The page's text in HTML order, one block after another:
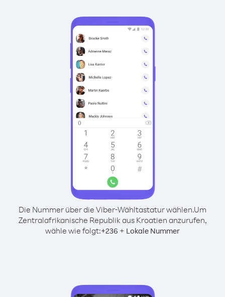
Die Nummer über die Viber-Wähltastatur wählen.Um
Zentralafrikanische Republik aus Kroatien anzurufen,
wähle wie folgt:+236 + Lokale Nummer